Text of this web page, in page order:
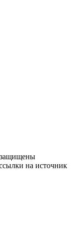
на источник